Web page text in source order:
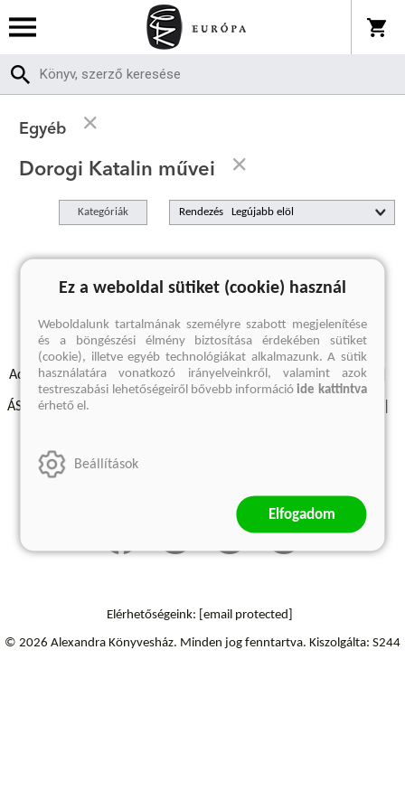
Egyéb
Dorogi Katalin művei
Kategóriák Rendezés
A keresett kifejezésre nincs találat
Adatvédelmi szabályzatok Elállási felmondási nyilatkozat
ÁSZF - Vásárlási feltételek
Szállítási információk
Elérhetőségeink: [email protected]
© 2026 Alexandra Könyvesház. Minden jog fenntartva. Kiszolgálta: S244
Ez a weboldal sütiket (cookie) használ
Weboldalunk tartalmának személyre szabott megjelenítése
és a böngészési élmény biztosítása érdekében sütiket
(cookie), illetve egyéb technológiákat alkalmazunk. A sütik
használatára vonatkozó irányelveinkről, valamint azok
testreszabási lehetőségeiről bővebb információide kattintva
érhető el.
Beállítások
Elfogadom